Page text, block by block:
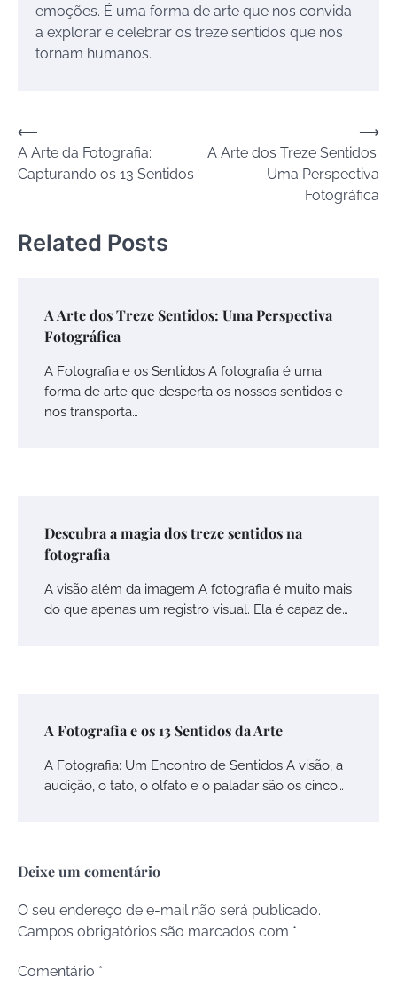
emoções. É uma forma de arte que nos convida
a explorar e celebrar os treze sentidos que nos
tornam humanos.
Navegação
de
Post
⟵
A Arte da Fotografia:
Capturando os 13 Sentidos
A Arte dos Treze Sentidos:
Uma Perspectiva
Fotográfica
⟶
Related Posts
A Arte dos Treze Sentidos: Uma Perspectiva
Fotográfica
A Fotografia e os Sentidos A fotografia é uma
forma de arte que desperta os nossos sentidos e
nos transporta…
Descubra a magia dos treze sentidos na
fotografia
A visão além da imagem A fotografia é muito mais
do que apenas um registro visual. Ela é capaz de…
A Fotografia e os 13 Sentidos da Arte
A Fotografia: Um Encontro de Sentidos A visão, a
audição, o tato, o olfato e o paladar são os cinco…
Deixe um comentário
O seu endereço de e-mail não será publicado.
Campos obrigatórios são marcados com *
Comentário *